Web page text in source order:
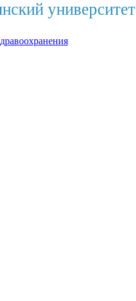
университет